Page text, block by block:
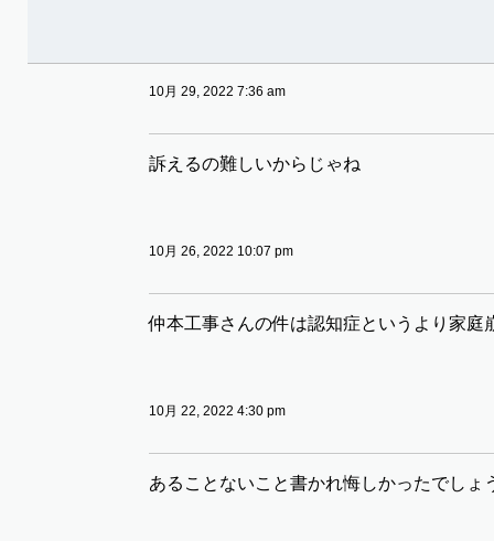
10月 29, 2022 7:36 am
訴えるの難しいからじゃね
10月 26, 2022 10:07 pm
仲本工事さんの件は認知症というより家庭
10月 22, 2022 4:30 pm
あることないこと書かれ悔しかったでしょ